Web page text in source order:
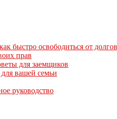
быстро освободиться от долгов
прав
для заемщиков
вашей семьи
руководство